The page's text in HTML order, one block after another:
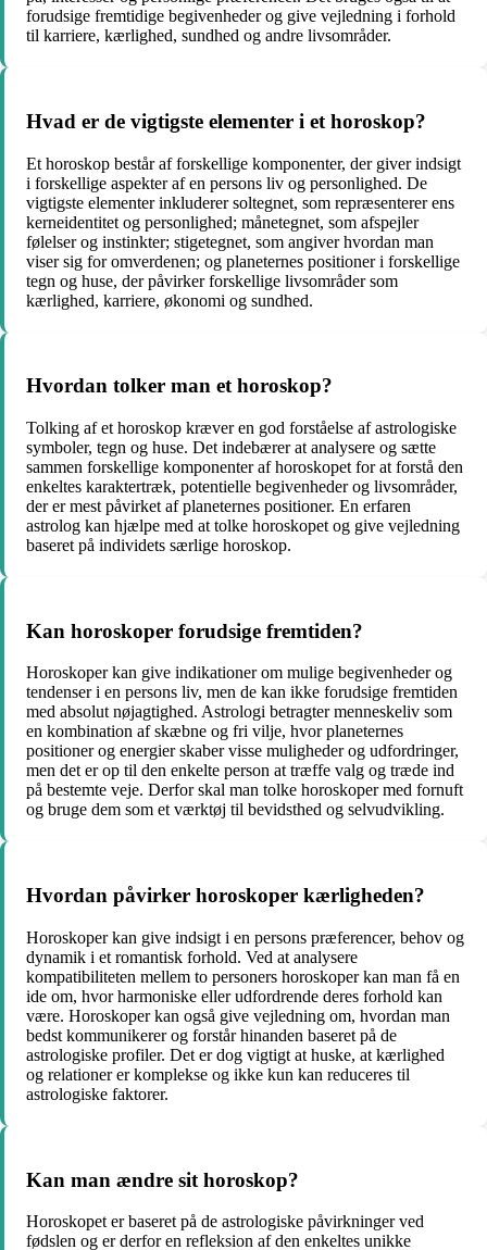
forudsige fremtidige begivenheder og give vejledning i forhold
til karriere, kærlighed, sundhed og andre livsområder.
Hvad er de vigtigste elementer i et horoskop?
Et horoskop består af forskellige komponenter, der giver indsigt
i forskellige aspekter af en persons liv og personlighed. De
vigtigste elementer inkluderer soltegnet, som repræsenterer ens
kerneidentitet og personlighed; månetegnet, som afspejler
følelser og instinkter; stigetegnet, som angiver hvordan man
viser sig for omverdenen; og planeternes positioner i forskellige
tegn og huse, der påvirker forskellige livsområder som
kærlighed, karriere, økonomi og sundhed.
Hvordan tolker man et horoskop?
Tolking af et horoskop kræver en god forståelse af astrologiske
symboler, tegn og huse. Det indebærer at analysere og sætte
sammen forskellige komponenter af horoskopet for at forstå den
enkeltes karaktertræk, potentielle begivenheder og livsområder,
der er mest påvirket af planeternes positioner. En erfaren
astrolog kan hjælpe med at tolke horoskopet og give vejledning
baseret på individets særlige horoskop.
Kan horoskoper forudsige fremtiden?
Horoskoper kan give indikationer om mulige begivenheder og
tendenser i en persons liv, men de kan ikke forudsige fremtiden
med absolut nøjagtighed. Astrologi betragter menneskeliv som
en kombination af skæbne og fri vilje, hvor planeternes
positioner og energier skaber visse muligheder og udfordringer,
men det er op til den enkelte person at træffe valg og træde ind
på bestemte veje. Derfor skal man tolke horoskoper med fornuft
og bruge dem som et værktøj til bevidsthed og selvudvikling.
Hvordan påvirker horoskoper kærligheden?
Horoskoper kan give indsigt i en persons præferencer, behov og
dynamik i et romantisk forhold. Ved at analysere
kompatibiliteten mellem to personers horoskoper kan man få en
ide om, hvor harmoniske eller udfordrende deres forhold kan
være. Horoskoper kan også give vejledning om, hvordan man
bedst kommunikerer og forstår hinanden baseret på de
astrologiske profiler. Det er dog vigtigt at huske, at kærlighed
og relationer er komplekse og ikke kun kan reduceres til
astrologiske faktorer.
Kan man ændre sit horoskop?
Horoskopet er baseret på de astrologiske påvirkninger ved
fødslen og er derfor en refleksion af den enkeltes unikke